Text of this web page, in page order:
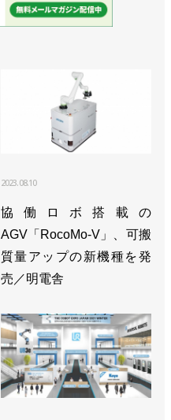
2023.08.10
協働ロボ搭載の
AGV「RocoMo-V」、可搬
質量アップの新機種を発
売／明電舎